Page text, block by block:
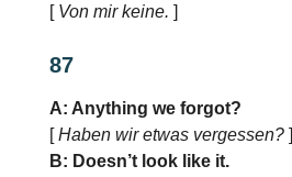
[ Von mir keine. ]
87
A: Anything we forgot?
[Haben wir etwas vergessen?]
B: Doesn’t look like it.